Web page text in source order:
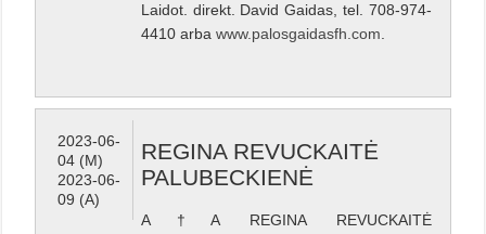
Laidot. direkt. David Gaidas, tel. 708-974-
4410 arba www.palosgaidasfh.com
2023-06-
04 (M)
2023-06-
09 (A)
REGINA REVUCKAITĖ
PALUBECKIENĖ
A†A REGINA REVUCKAITĖ